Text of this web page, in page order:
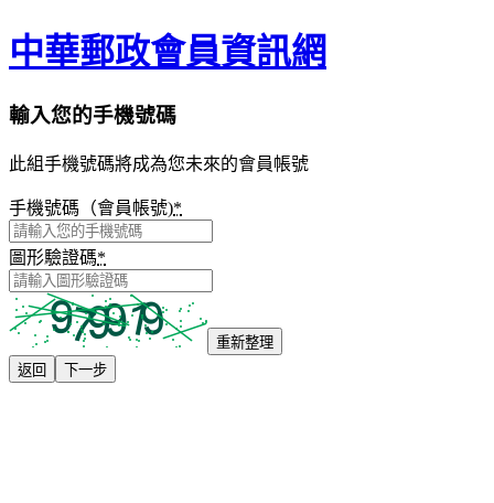
中華郵政會員資訊網
輸入您的手機號碼
此組手機號碼將成為您未來的會員帳號
手機號碼（會員帳號)*
圖形驗證碼*
重新整理
返回
下一步